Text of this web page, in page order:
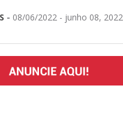
- 08/06/2022 - junho 08, 2022